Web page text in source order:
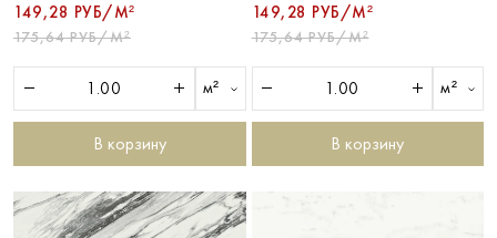
149,28 РУБ/М²
175,64 РУБ/М²
м²
В корзину
149,28 РУБ/М²
175,64 РУБ/М²
м²
В корзину